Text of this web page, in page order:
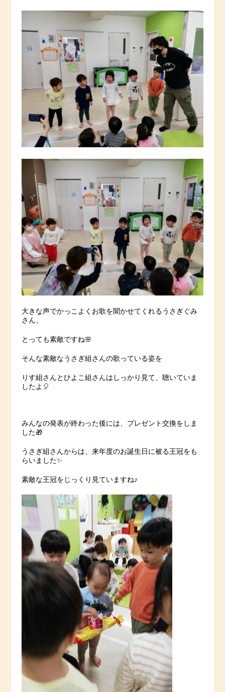
大きな声でかっこよくお歌を聞かせてくれるうさぎぐみ
さん、
とっても素敵ですね🌸
そんな素敵なうさぎ組さんの歌っている姿を
りす組さんとひよこ組さんはしっかり見て、聴いていま
したよ🎈
みんなの発表が終わった後には、プレゼント交換をしま
した🎁
うさぎ組さんからは、来年度のお誕生日に被る王冠をも
らいました✨
素敵な王冠をじっくり見ていますね♪